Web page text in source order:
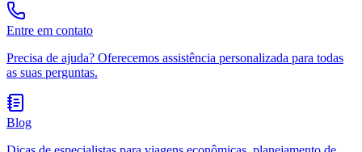
Entre em contato
Precisa de ajuda? Oferecemos assistência personalizada para todas
as suas perguntas.
Blog